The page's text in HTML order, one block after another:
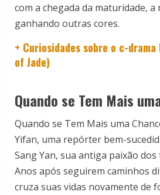
com a chegada da maturidade, a
ganhando outras cores.
+ Curiosidades sobre o c-
of Jade)
Quando se Tem Mais
Quando se Tem Mais uma
Yifan, uma repórter bem-
Sang Yan, sua antiga paixão dos
Anos após seguirem caminhos
cruza suas vidas novamente de